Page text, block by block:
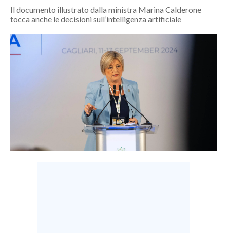
POLITICA
ECONOMIA
Il documento illustrato dalla ministra Marina Calderone
tocca anche le decisioni sull’intelligenza artificiale